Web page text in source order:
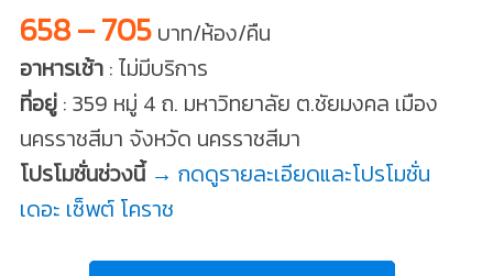
658 – 705บาท/ห้อง/คืน
อาหารเช้า: ไม่มีบริการ
ที่อยู่: 359 หมู่ 4 ถ. มหาวิทยาลัย ต.ชัยมงคล เมือง
นครราชสีมา จังหวัด นครราชสีมา
โปรโมชั่นช่วงนี้ → กดดูรายละเอียดและโปรโมชั่น
เดอะ เซ็พต์ โคราช